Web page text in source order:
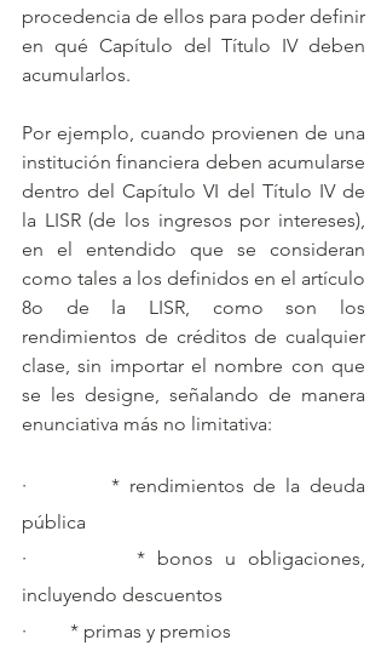
procedencia de ellos para poder definir
en qué Capítulo del Título IV deben
acumularlos.
Por ejemplo, cuando provienen de una
institución financiera deben acumularse
dentro del Capítulo VI del Título IV de
la LISR (de los ingresos por intereses),
en el entendido que se consideran
como tales a los definidos en el artículo
8o de la LISR, como son los
rendimientos de créditos de cualquier
clase, sin importar el nombre con que
se les designe, señalando de manera
enunciativa más no limitativa:
·         * rendimientos de la deuda
pública
·         * bonos u obligaciones,
incluyendo descuentos
·         * primas y premios